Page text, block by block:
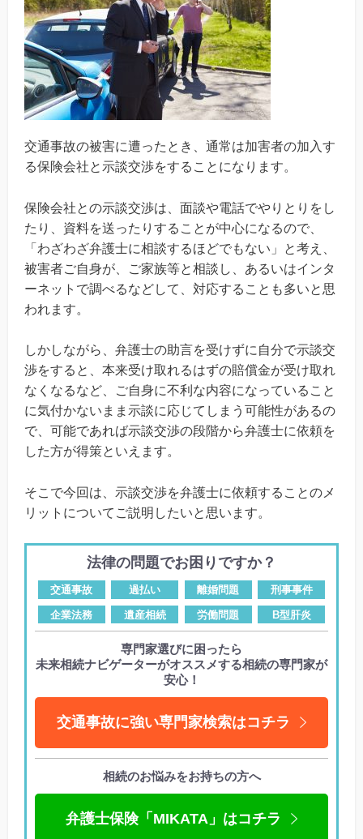
交通事故の被害に遭ったとき、通常は加害者の加入す
る保険会社と示談交渉をすることになります。
保険会社との示談交渉は、面談や電話でやりとりをし
たり、資料を送ったりすることが中心になるので、
「わざわざ弁護士に相談するほどでもない」と考え、
被害者ご自身が、ご家族等と相談し、あるいはインタ
ーネットで調べるなどして、対応することも多いと思
われます。
しかしながら、弁護士の助言を受けずに自分で示談交
渉をすると、本来受け取れるはずの賠償金が受け取れ
なくなるなど、ご自身に不利な内容になっていること
に気付かないまま示談に応じてしまう可能性があるの
で、可能であれば示談交渉の段階から弁護士に依頼を
した方が得策といえます。
そこで今回は、示談交渉を弁護士に依頼することのメ
リットについてご説明したいと思います。
法律の問題でお困りですか？
交通事故 過払い 離婚問題 刑事事件
企業法務 遺産相続 労働問題 B型肝炎
専門家選びに困ったら
未来相続ナビゲーターがオススメする相続の専門家が
安心！
交通事故に強い専門家検索はコチラ
相続のお悩みをお持ちの方へ
弁護士保険「MIKATA」はコチラ